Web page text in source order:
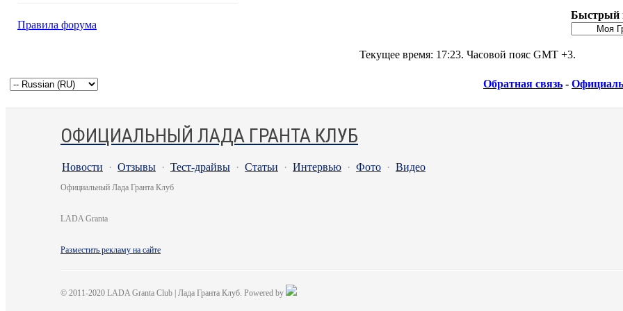
Правила форума
Быстрый
Текущее время: 17:23. Часовой пояс GMT +3.
Обратная связь -
ОФИЦИАЛЬНЫЙ ЛАДА ГРАНТА КЛУБ
Новости · Отзывы · Тест-драйвы · Статьи · Интервью · Фото · Видео
Официальный Лада Гранта Клуб
LADA Granta
Разместить рекламу на сайте
© 2011-2020 LADA Granta Club | Лада Гранта Клуб. Powered by